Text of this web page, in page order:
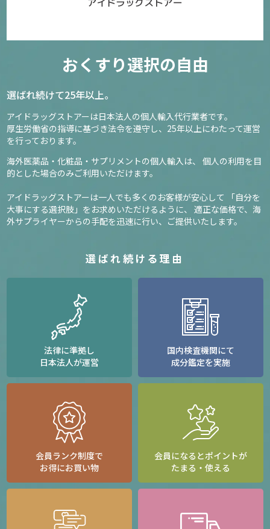
おくすり選択の自由
選ばれ続けて25年以上。
アイドラッグストアーは日本法人の個人輸入代行業者です。
厚生労働省の指導に基づき法令を遵守し、 25年以上にわたって運営
を行っております。
海外医薬品・化粧品・サプリメントの個人輸入は、
個人の利用を目
的とした場合のみご利用いただけます。
アイドラッグストアーは一人でも多くのお客様が安心して
「自分を
大事にする選択肢」をお求めいただけるように、
適正な価格で、海
外サプライヤーからの手配を迅速に行い、ご提供いたします。
選ばれ続ける理由
法律に準拠し
日本法人が運営
国内検査機関にて
成分鑑定を実施
会員ランク制度で
お得にお買い物
会員になるとポイントが
たまる・使える